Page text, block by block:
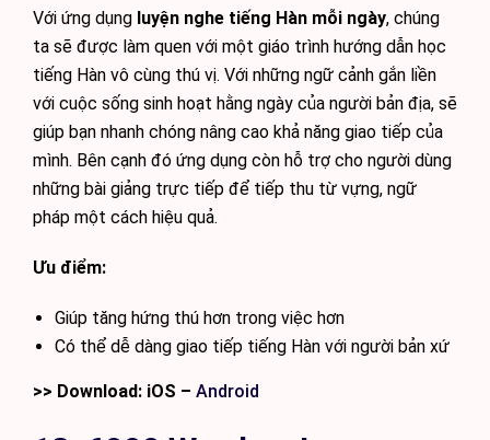
Với ứng dụng luyện nghe tiếng Hàn mỗi ngày, chúng
ta sẽ được làm quen với một giáo trình hướng dẫn học
tiếng Hàn vô cùng thú vị. Với những ngữ cảnh gắn liền
với cuộc sống sinh hoạt hằng ngày của người bản địa, sẽ
giúp bạn nhanh chóng nâng cao khả năng giao tiếp của
mình. Bên cạnh đó ứng dụng còn hỗ trợ cho người dùng
những bài giảng trực tiếp để tiếp thu từ vựng, ngữ
pháp một cách hiệu quả.
Ưu điểm:
Giúp tăng hứng thú hơn trong việc hơn
Có thể dễ dàng giao tiếp tiếng Hàn với người bản xứ
>> Download: iOS – Android